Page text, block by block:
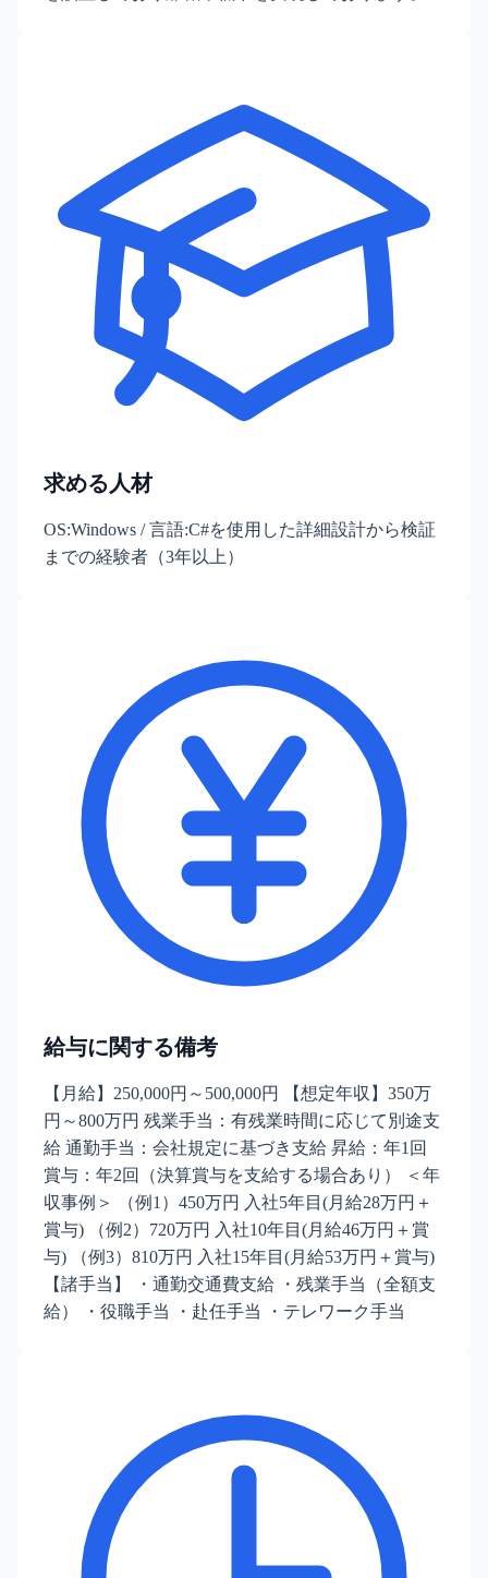
求める人材
OS:Windows / 言語:C#を使用した詳細設計から検証
までの経験者（3年以上）
給与に関する備考
【月給】250,000円～500,000円 【想定年収】350万
円～800万円 残業手当：有残業時間に応じて別途支
給 通勤手当：会社規定に基づき支給 昇給：年1回
賞与：年2回（決算賞与を支給する場合あり） ＜年
収事例＞ （例1）450万円 入社5年目(月給28万円＋
賞与) （例2）720万円 入社10年目(月給46万円＋賞
与) （例3）810万円 入社15年目(月給53万円＋賞与)
【諸手当】 ・通勤交通費支給 ・残業手当（全額支
給） ・役職手当 ・赴任手当 ・テレワーク手当